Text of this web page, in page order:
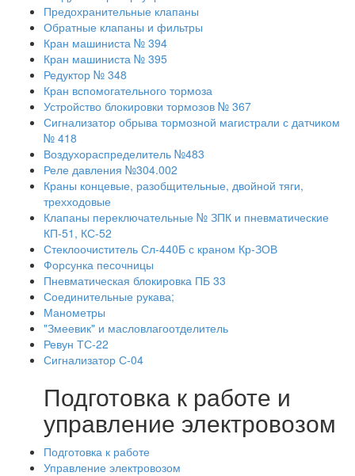
Предохранительные клапаны
Обратные клапаны и фильтры
Кран машиниста № 394
Кран машиниста № 395
Редуктор № 348
Кран вспомогательного тормоза
Устройство блокировки тормозов № 367
Сигнализатор обрыва тормозной магистрали с датчиком
№ 418
Воздухораспределитель №483
Реле давления №304.002
Краны концевые, разобщительные, двойной тяги,
трехходовые
Клапаны переключательные № ЗПК и пневматические
КП-51, КС-52
Стеклоочиститель Сл-440Б с краном Кр-ЗОВ
Форсунка песочницы
Пневматическая блокировка ПБ 33
Соединительные рукава;
Манометры
"Змеевик" и масловлагоотделитель
Ревун ТС-22
Сигнализатор С-04
Подготовка к работе и
управление электровозом
Подготовка к работе
Управление электровозом